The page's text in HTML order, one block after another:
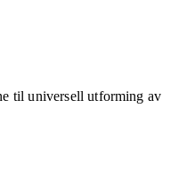
til universell utforming av